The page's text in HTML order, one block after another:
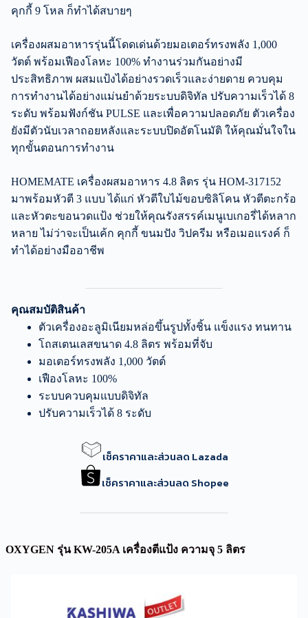
คุกกี้ 9 โหล ก็ทำได้สบายๆ
เครื่องผสมอาหารรุ่นนี้โดดเด่นด้วยมอเตอร์ทรงพลัง 1,000
วัตต์ พร้อมเฟืองโลหะ 100% ทำงานร่วมกันอย่างมี
ประสิทธิภาพ ผสมแป้งได้อย่างรวดเร็วและง่ายดาย ควบคุม
การทำงานได้อย่างแม่นยำด้วยระบบดิจิทัล ปรับความเร็วได้ 8
ระดับ พร้อมฟังก์ชัน PULSE และเพื่อความปลอดภัย ตัวเครื่อง
ยังมีตัวนับเวลาถอยหลังและระบบปิดอัตโนมัติ ให้คุณมั่นใจใน
ทุกขั้นตอนการทำงาน
HOMEMATE เครื่องผสมอาหาร 4.8 ลิตร รุ่น HOM-317152
มาพร้อมหัวตี 3 แบบ ได้แก่ หัวตีใบไม้ขอบซิลิโคน หัวตีตะกร้อ
และหัวตะขอนวดแป้ง ช่วยให้คุณรังสรรค์เมนูเบเกอรี่ได้หลาก
หลาย ไม่ว่าจะเป็นเค้ก คุกกี้ ขนมปัง วิปครีม หรือเมอแรงค์ ก็
ทำได้อย่างมืออาชีพ
คุณสมบัติสินค้า
ตัวเครื่องอะลูมิเนียมหล่อขึ้นรูปทั้งชิ้น แข็งแรง ทนทาน
โถสเตนเลสขนาด 4.8 ลิตร พร้อมที่จับ
มอเตอร์ทรงพลัง 1,000 วัตต์
เฟืองโลหะ 100%
ระบบควบคุมแบบดิจิทัล
ปรับความเร็วได้ 8 ระดับ
เช็คราคาและส่วนลด Lazada
เช็คราคาและส่วนลด Shopee
OXYGEN รุ่น KW-205A เครื่องตีแป้ง ความจุ 5 ลิตร